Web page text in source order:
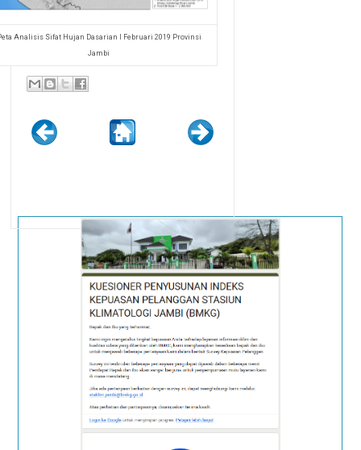
Analisis Sifat Hujan Dasarian I Februari 2019 Provinsi
Jambi